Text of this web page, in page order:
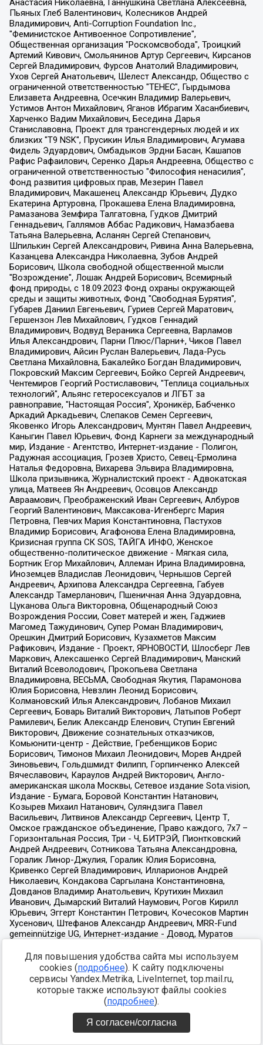
Для повышения удобства сайта мы используем
cookies (подробнее). К сайту подключены
сервисы Yandex.Metrika, LiveInternet, top.mail.ru,
которые также используют файлы cookies
(подробнее).
Я согласен/согласна